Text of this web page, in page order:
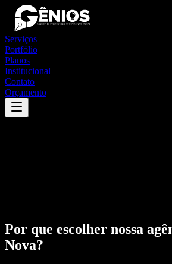
Serviços
Portfólio
Planos
Institucional
Contato
Orçamento
Por que escolher nossa
Nova?